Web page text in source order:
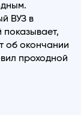
ВУЗ в
об окончании
проходной